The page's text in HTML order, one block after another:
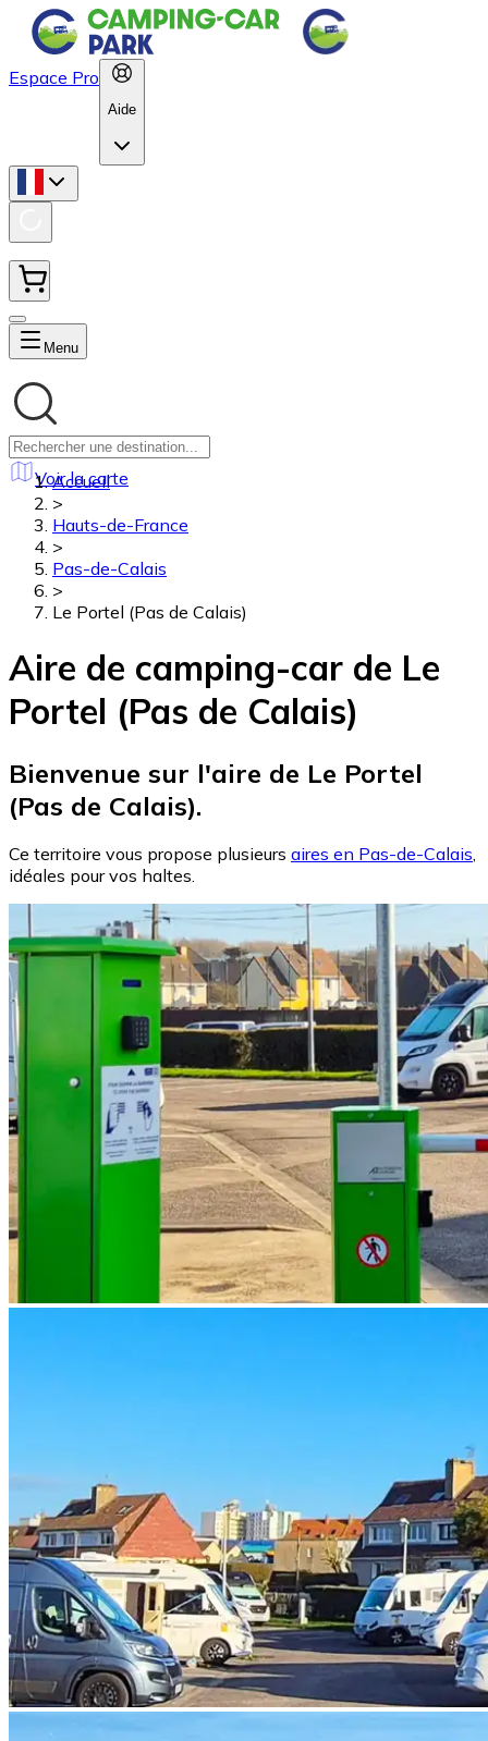
Espace Pro
Aide
Menu
Voir la carte
Accueil
>
Hauts-de-France
>
Pas-de-Calais
>
Le Portel (Pas de Calais)
Aire de camping-car de Le
Portel (Pas de Calais)
Bienvenue sur l'aire de Le Portel
(Pas de Calais).
Ce territoire vous propose plusieurs aires en Pas-de-Calais,
idéales pour vos haltes.